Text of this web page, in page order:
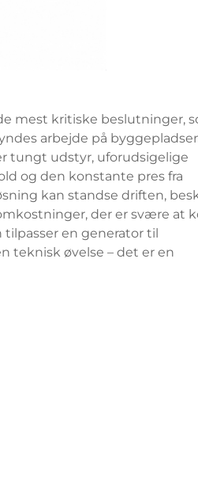
mest kritiske beslutninger,
arbejde på
tungt udstyr, uforudsigelige
og den konstante pres fra
kan standse driften,
der er svære at
en generator til
teknisk øvelse – det er en